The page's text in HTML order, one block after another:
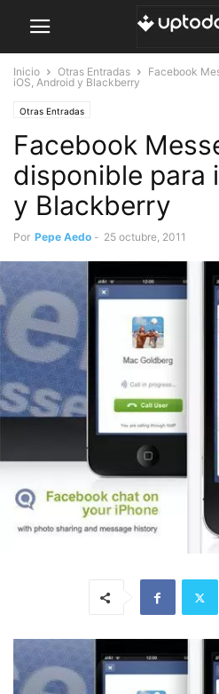
Inicio Otras Entradas
Facebook
iOS, Android y Blackberry
Otras Entradas
Facebook
disponible para
y Blackberry
Por Pepe Aedo - 25 octubre, 2011